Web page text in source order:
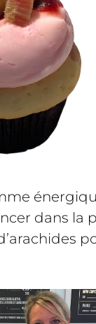
dans la